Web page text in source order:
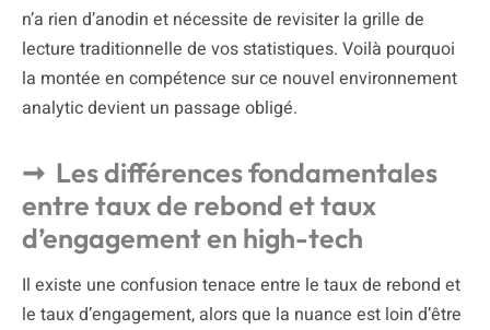
n’a rien d’anodin et nécessite de revisiter la grille de
lecture traditionnelle de vos statistiques. Voilà pourquoi
la montée en compétence sur ce nouvel environnement
analytic devient un passage obligé.
Les différences fondamentales
entre taux de rebond et taux
d’engagement en high-tech
Il existe une confusion tenace entre le taux de rebond et
le taux d’engagement, alors que la nuance est loin d’être